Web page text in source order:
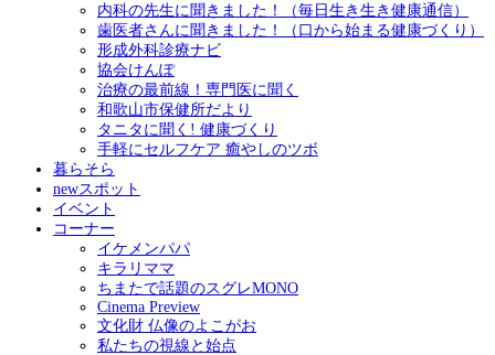
内科の先生に聞きました！（毎日生き生き健康通信）
歯医者さんに聞きました！（口から始まる健康づくり）
形成外科診療ナビ
協会けんぽ
治療の最前線！専門医に聞く
和歌山市保健所だより
タニタに聞く! 健康づくり
手軽にセルフケア 癒やしのツボ
暮らそら
newスポット
イベント
コーナー
イケメンパパ
キラリママ
ちまたで話題のスグレMONO
Cinema Preview
文化財 仏像のよこがお
私たちの視線と始点